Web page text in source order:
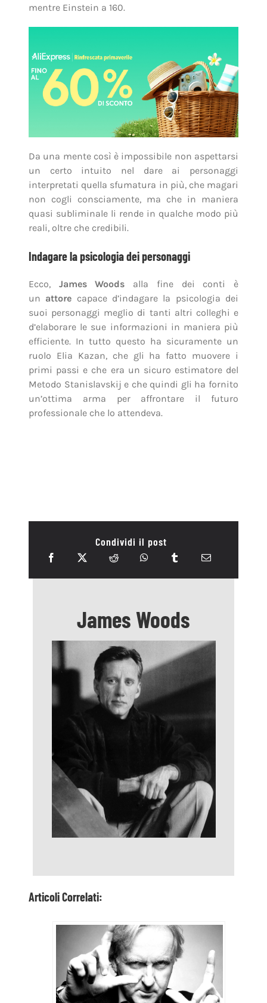
mentre Einstein a 160.
Da una mente così è impossibile non aspettarsi
un certo intuito nel dare ai personaggi
interpretati quella sfumatura in più, che magari
non cogli consciamente, ma che in maniera
quasi subliminale li rende in qualche modo più
reali, oltre che credibili.
Indagare la psicologia dei personaggi
Ecco, James Woods alla fine dei conti è
un attore capace d’indagare la psicologia dei
suoi personaggi meglio di tanti altri colleghi e
d’elaborare le sue informazioni in maniera più
efficiente. In tutto questo ha sicuramente un
ruolo Elia Kazan, che gli ha fatto muovere i
primi passi e che era un sicuro estimatore del
Metodo Stanislavskij e che quindi gli ha fornito
un’ottima arma per affrontare il futuro
professionale che lo attendeva.
Condividi il post
James Woods
Articoli Correlati: